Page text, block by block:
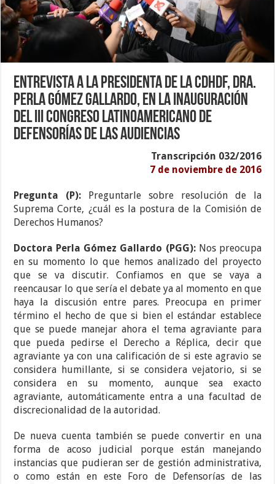
Entrevista a la Presidenta de la CDHDF, Dra.
Perla Gómez Gallardo, en la inauguración
del III Congreso Latinoamericano de
Defensorías de las Audiencias
Transcripción 032/2016
7 de noviembre de 2016
Pregunta (P):
Preguntarle sobre resolución de la
Suprema Corte, ¿cuál es la postura de la Comisión de
Derechos Humanos?
Doctora Perla Gómez Gallardo (PGG): Nos preocupa
en su momento lo que hemos analizado del proyecto
que se va discutir. Confiamos en que se vaya a
reencausar lo que sería el debate ya al momento en que
haya la discusión entre pares. Preocupa en primer
término el hecho de que si bien el estándar establece
que se puede manejar ahora el tema agraviante para
que pueda pedirse el Derecho a Réplica, decir que
agraviante ya con una calificación de si este agravio se
considera humillante, si se considera vejatorio, si se
considera en su momento, aunque sea exacto
agraviante, automáticamente entra a una facultad de
discrecionalidad de la autoridad.
De nueva cuenta también se puede convertir en una
forma de acoso judicial porque están manejando
instancias que pudieran ser de gestión administrativa,
o como están en este Foro de Defensorías de las